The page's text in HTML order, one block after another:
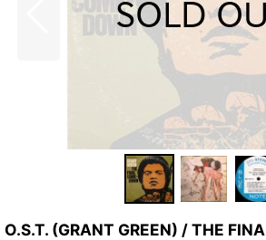
O.S.T. (GRANT GREEN) / THE